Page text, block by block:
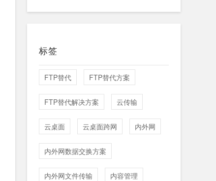
标签
FTP替代 FTP替代方案
FTP替代解决方案 云传输
云桌面 云桌面跨网 内外网
内外网数据交换方案
内外网文件传输 内容管理